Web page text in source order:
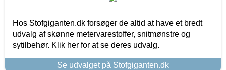
Hos Stofgiganten.dk forsøger de altid at have et bredt
udvalg af skønne metervarestoffer, snitmønstre og
sytilbehør. Klik her for at se deres udvalg.
Se udvalget på Stofgiganten.dk